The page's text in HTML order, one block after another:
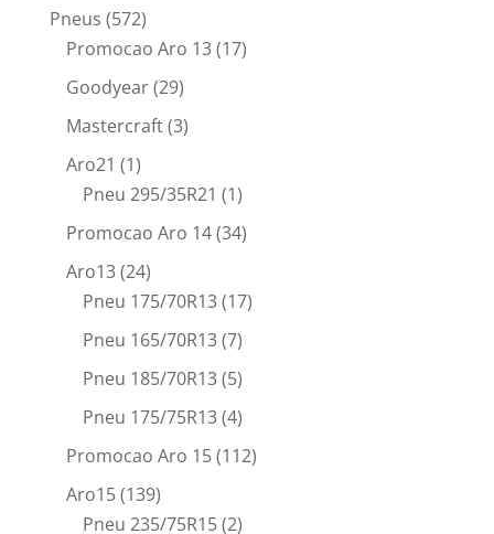
Pneus (572)
Promocao Aro 13(17)
Goodyear(29)
Mastercraft(3)
Aro21 (1)
Pneu 295/35R21 (1)
Promocao Aro 14(34)
Aro13(24)
Pneu 175/70R13(17)
Pneu 165/70R13(7)
Pneu 185/70R13(5)
Pneu 175/75R13(4)
Promocao Aro 15(112)
Aro15(139)
Pneu 235/75R15(2)